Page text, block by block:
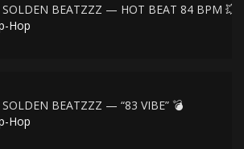
BEATZZZ — HOT BEAT 84 BPM 💥
Hop
SOLDEN BEATZZZ — “83 VIBE” 💣
Hop